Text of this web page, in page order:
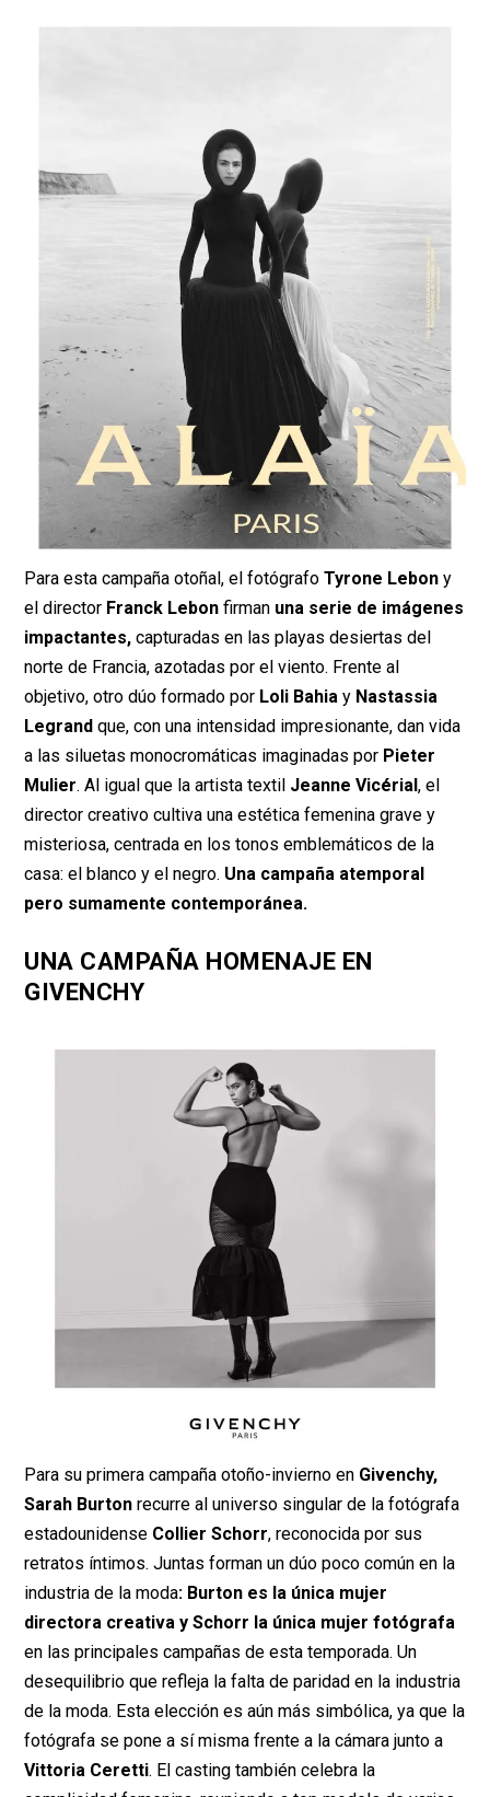
Para esta campaña otoñal, el fotógrafoTyrone Lebon y
el director Franck Lebon firman una serie de imágenes
impactantes, capturadas en las playas desiertas del
norte de Francia, azotadas por el viento. Frente al
objetivo, otro dúo formado por Loli Bahia y Nastassia
Legrand que, con una intensidad impresionante, dan vida
a las siluetas monocromáticas imaginadas por Pieter
Mulier. Al igual que la artista textil Jeanne Vicérial, el
director creativo cultiva una estética femenina grave y
misteriosa, centrada en los tonos emblemáticos de la
casa: el blanco y el negro. Una campaña atemporal
pero sumamente contemporánea.
UNA CAMPAÑA HOMENAJE EN
GIVENCHY
Para su primera campaña otoño-invierno en Givenchy,
Sarah Burton recurre al universo singular de la fotógrafa
estadounidense Collier Schorr, reconocida por sus
retratos íntimos. Juntas forman un dúo poco común en la
industria de la moda: Burton es la única mujer
directora creativa y Schorr la única mujer fotógrafa
en las principales campañas de esta temporada. Un
desequilibrio que refleja la falta de paridad en la industria
de la moda. Esta elección es aún más simbólica, ya que la
fotógrafa se pone a sí misma frente a la cámara junto a
Vittoria Ceretti. El casting también celebra la